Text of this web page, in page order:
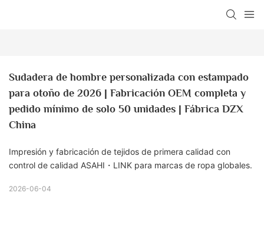
Sudadera de hombre personalizada con estampado
para otoño de 2026 | Fabricación OEM completa y
pedido mínimo de solo 50 unidades | Fábrica DZX
China
Impresión y fabricación de tejidos de primera calidad con
control de calidad ASAHI・LINK para marcas de ropa globales.
2026-06-04